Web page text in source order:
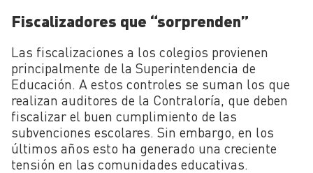
Fiscalizadores que “sorprenden”
Las fiscalizaciones a los colegios provienen
principalmente de la Superintendencia de
Educación. A estos controles se suman los que
realizan auditores de la Contraloría, que deben
fiscalizar el buen cumplimiento de las
subvenciones escolares. Sin embargo, en los
últimos años esto ha generado una creciente
tensión en las comunidades educativas.